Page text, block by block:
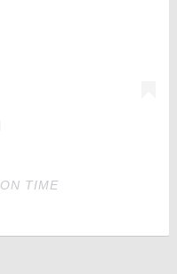
ON TIME